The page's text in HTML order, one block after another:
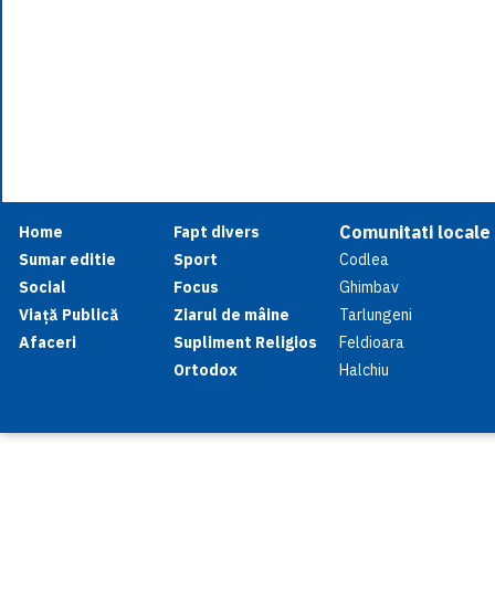
Home
Sumar editie
Social
Viață Publică
Afaceri
Fapt divers
Sport
Focus
Ziarul de mâine
Supliment Religios
Ortodox
Comunitati locale
Codlea
Ghimbav
Tarlungeni
Feldioara
Halchiu